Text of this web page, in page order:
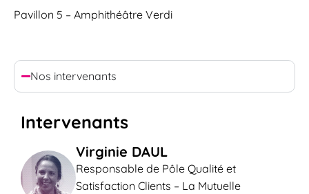
Pavillon 5 – Amphithéâtre Verdi
Nos intervenants
Intervenants
Virginie DAUL
Responsable de Pôle Qualité et
Satisfaction Clients – La Mutuelle